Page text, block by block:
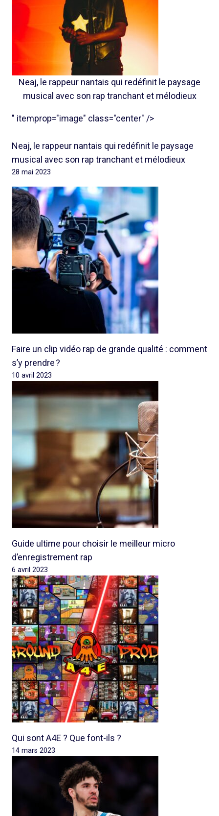
Neaj, le rappeur nantais qui redéfinit le paysage
musical avec son rap tranchant et mélodieux
" itemprop="image" class="center" />
Neaj, le rappeur nantais qui redéfinit le paysage
musical avec son rap tranchant et mélodieux
28 mai 2023
Faire un clip vidéo rap de grande qualité : comment
s’y prendre ?
10 avril 2023
Guide ultime pour choisir le meilleur micro
d’enregistrement rap
6 avril 2023
Qui sont A4E ? Que font-ils ?
14 mars 2023